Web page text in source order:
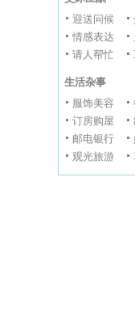
迎送问候
情感表达
请人帮忙
生活杂事
服饰美容
订房购屋
邮电银行
观光旅游